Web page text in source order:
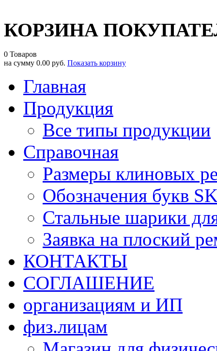
КОРЗИНА
0 Товаров
на сумму 0.00 руб. Показать корзину
Главная
Продукция
Все типы продукции
Справочная
Размеры клиновых
Обозначения букв
Стальные шарики
Заявка на плоский
КОНТАКТЫ
СОГЛАШЕНИЕ
организациям и ИП
физ.лицам